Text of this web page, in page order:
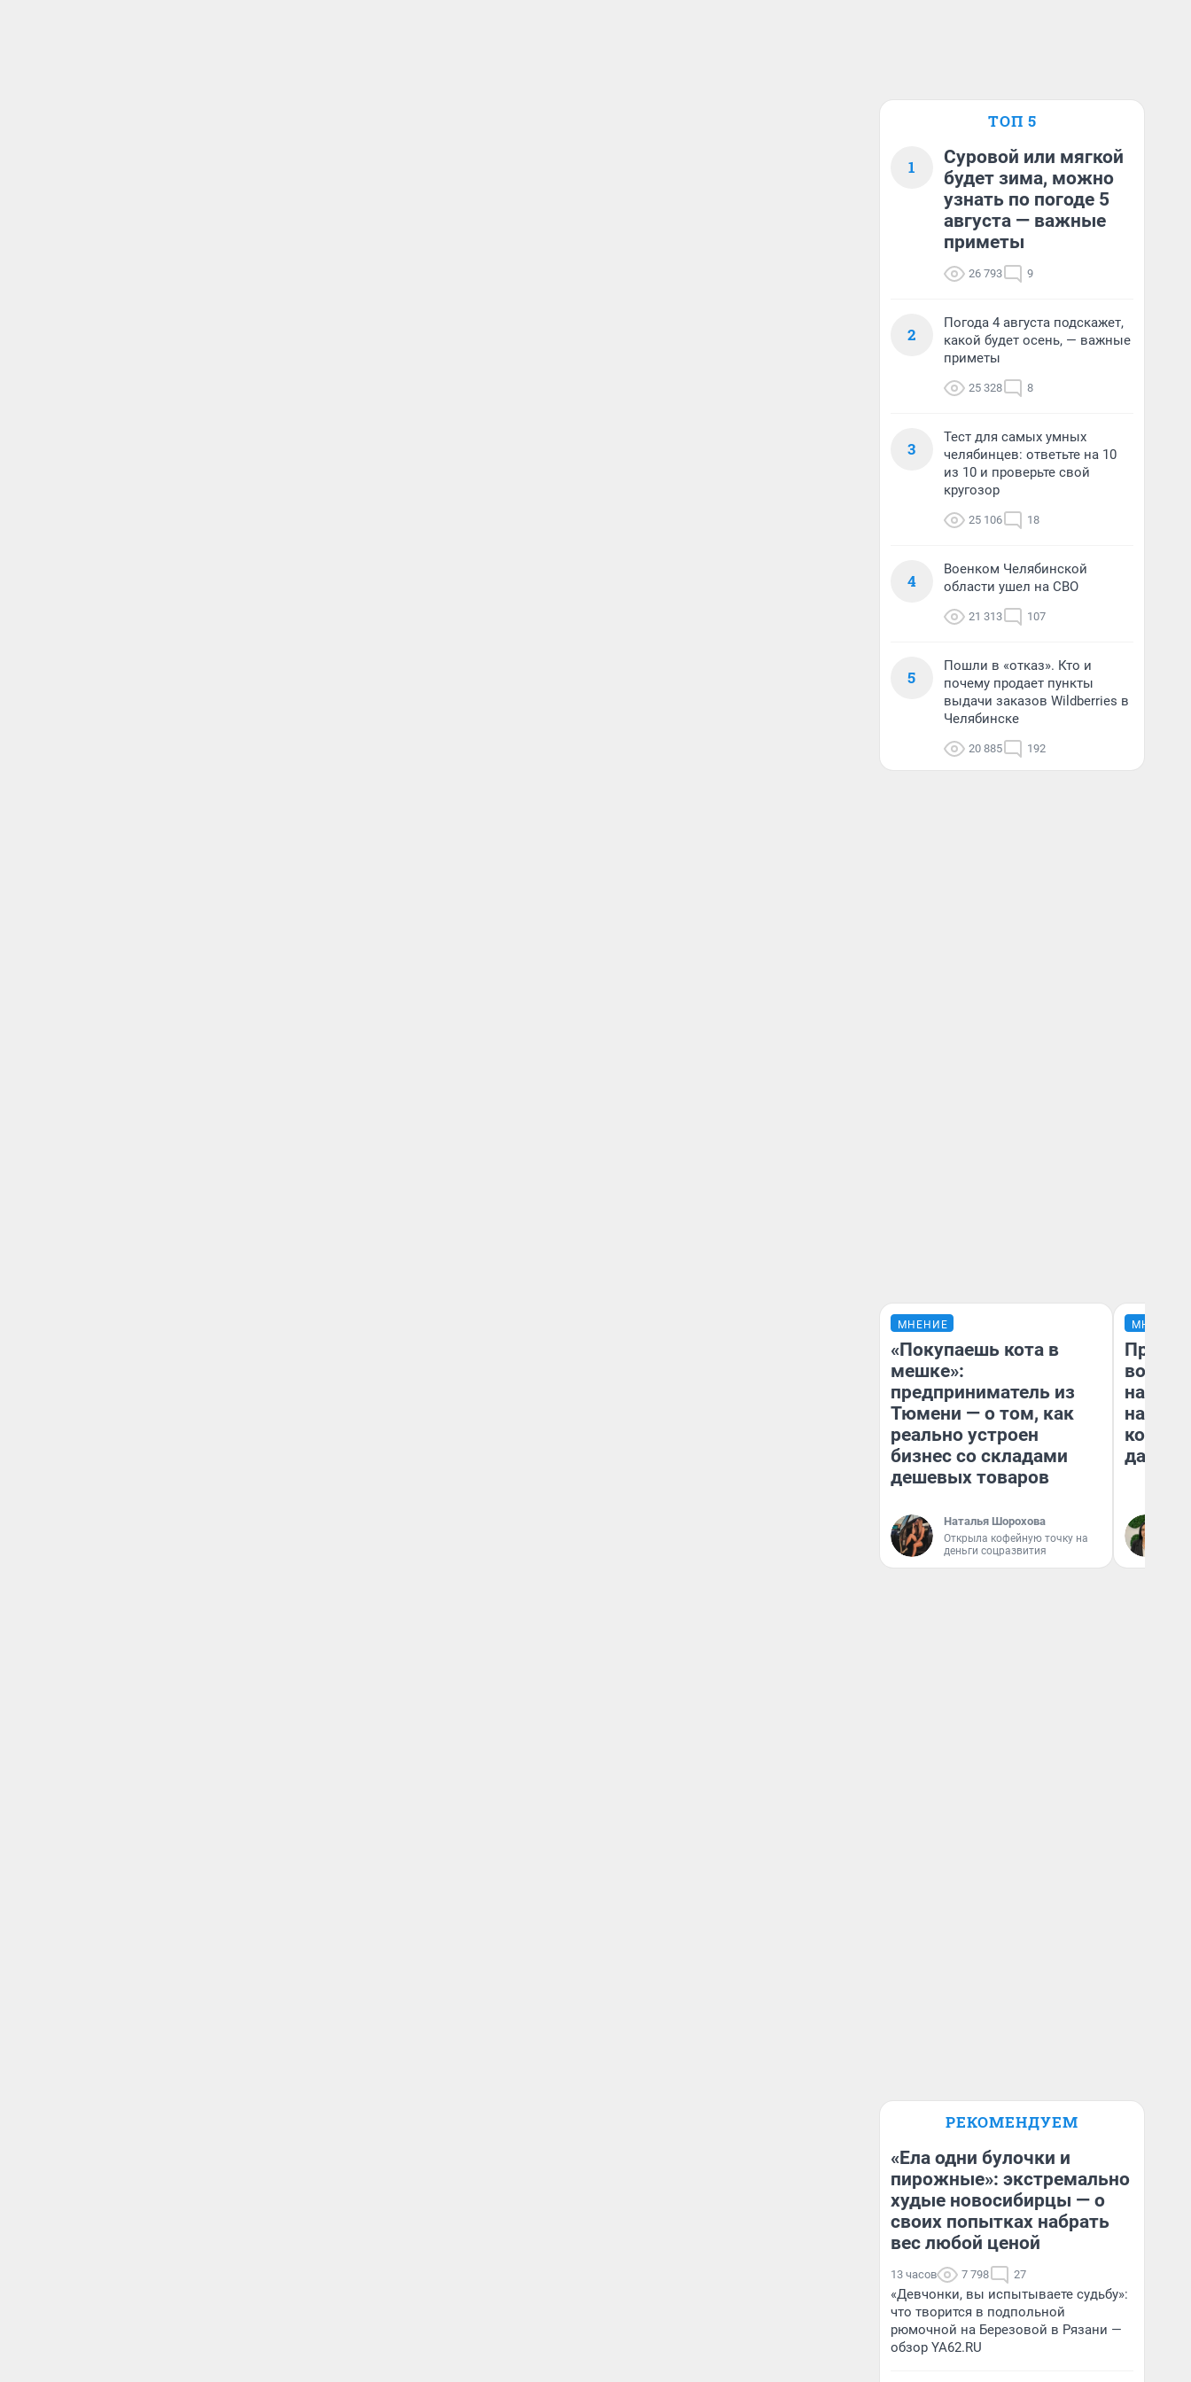
ТОП 5
1
Суровой или мягкой
будет зима, можно
узнать по погоде 5
августа — важные
приметы
26 793 9
2
Погода 4 августа подскажет,
какой будет осень, — важные
приметы
25 328 8
3
Тест для самых умных
челябинцев: ответьте на 10
из 10 и проверьте свой
кругозор
25 106 18
4
Военком Челябинской
области ушел на СВО
21 313 107
5
Пошли в «отказ». Кто и
почему продает пункты
выдачи заказов Wildberries в
Челябинске
20 885 192
МНЕНИЕ
«Покупаешь кота в
мешке»:
предприниматель из
Тюмени — о том, как
реально устроен
бизнес со складами
дешевых товаров
Наталья Шорохова
Открыла кофейную точку на
деньги соцразвития
МНЕНИЕ
нам
даже
РЕКОМЕНДУЕМ
«Ела одни булочки и
пирожные»: экстремально
худые новосибирцы — о
своих попытках набрать
вес любой ценой
13 часов 7 798 27
«Девчонки, вы испытываете судьбу»:
что творится в подпольной
рюмочной на Березовой в Рязани —
обзор YA62.RU